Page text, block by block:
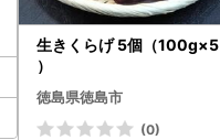
生きくらげ 5個（100g×5
）
徳島県徳島市
(0)